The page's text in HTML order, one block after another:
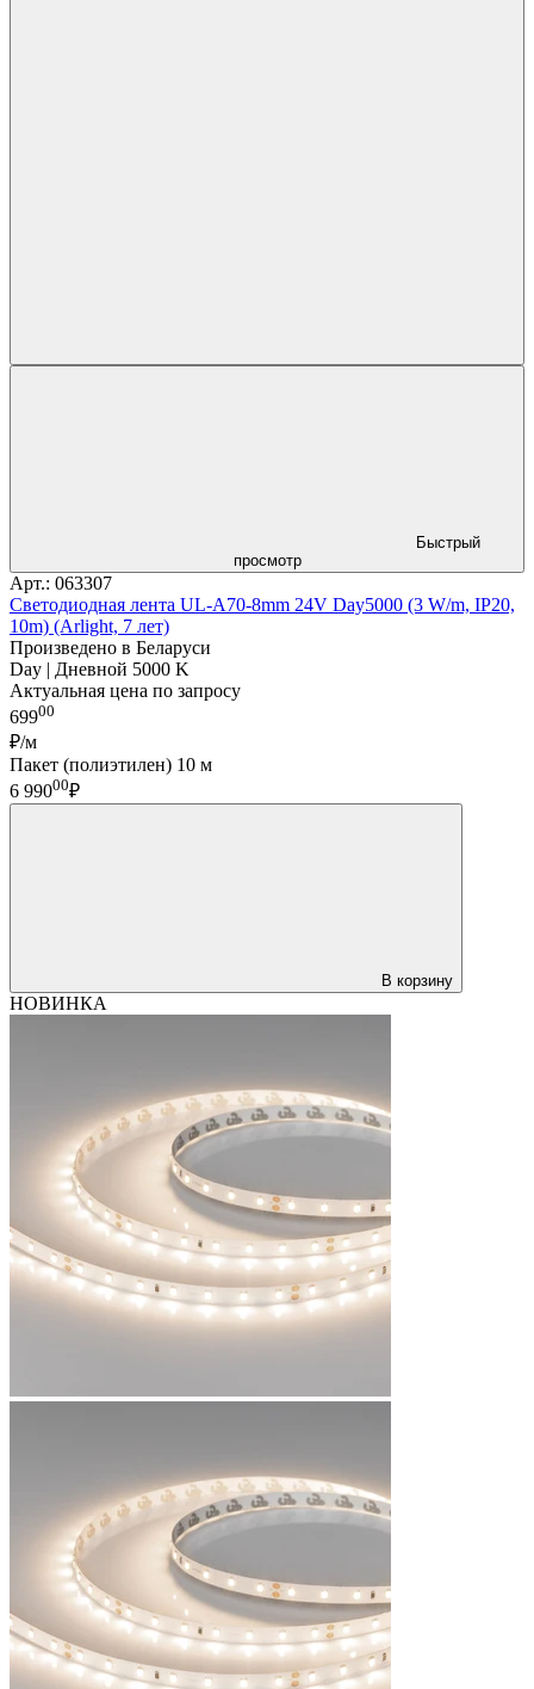
Быстрый
просмотр
Арт.: 063307
Светодиодная лента UL-A70-8mm 24V Day5000 (3 W/m, IP20,
10m) (Arlight, 7 лет)
Произведено в Беларуси
Day | Дневной 5000 K
Актуальная цена по запросу
69900
₽/м
Пакет (полиэтилен) 10 м
6 99000₽
В корзину
НОВИНКА